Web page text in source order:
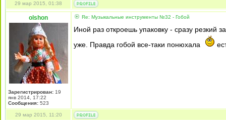
29 мар 2015, 01:38
olshon
Зарегистрирован: 19
янв 2014, 17:22
Сообщения: 523
Re: Музыкальные инструменты №32 - Гобой
Иной раз откроешь упаковку - сразу резкий
уже. Правда гобой все-таки понюхала
29 мар 2015, 11:20